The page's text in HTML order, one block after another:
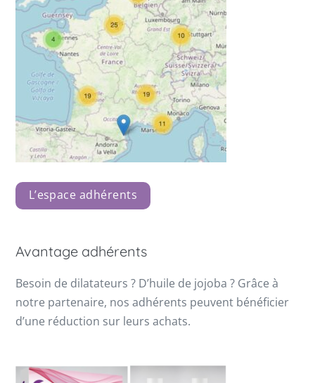
L’espace adhérents
Avantage adhérents
Besoin de dilatateurs ? D’huile de jojoba ? Grâce à
notre partenaire, nos adhérents peuvent bénéficier
d’une réduction sur leurs achats.